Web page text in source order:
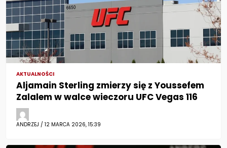
AKTUALNOŚCI
Aljamain Sterling zmierzy się z Youssefem
Zalalem w walce wieczoru UFC Vegas 116
ANDRZEJ / 12 MARCA 2026, 15:39